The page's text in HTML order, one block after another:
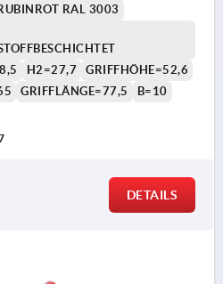
RAL 3003
H2=27,7
GRIFFHÖHE=52,6
GRIFFLÄNGE=77,5
B=10
DETAILS